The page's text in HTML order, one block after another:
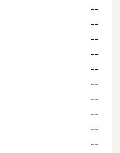
--
--
--
--
--
--
--
--
--
--